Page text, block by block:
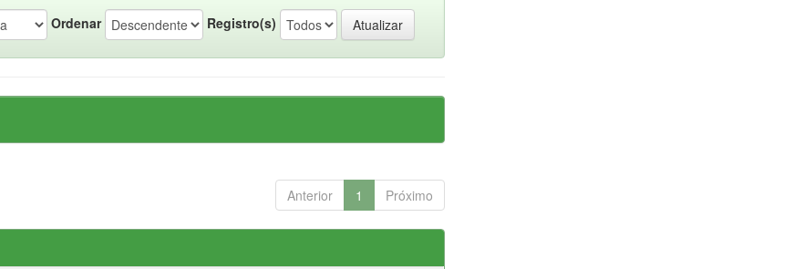
Ordenar Registro(s)
Anterior 1 Próximo